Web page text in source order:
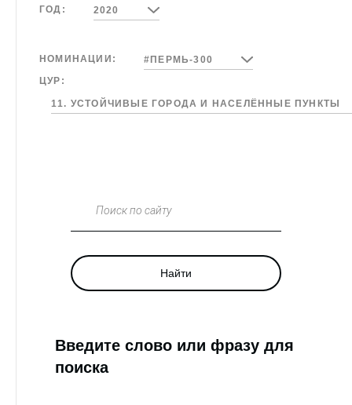
ГОД: 2020
НОМИНАЦИИ:
#ПЕРМЬ-300
ЦУР:
11. УСТОЙЧИВЫЕ ГОРОДА И НАСЕЛЁННЫЕ ПУНКТЫ
Поиск по сайту
Найти
Введите слово или фразу для
поиска